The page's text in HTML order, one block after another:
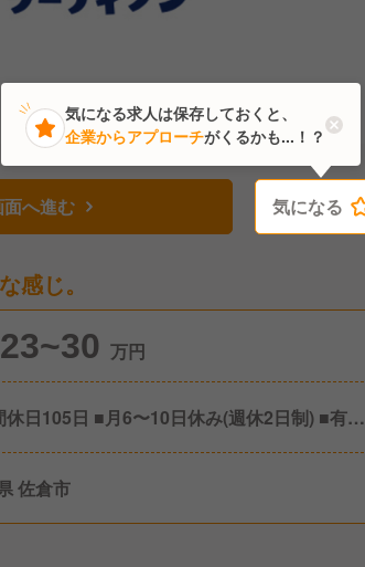
へ進む 気になる
感じ。
23~30 万円
休日105日 ■月6〜10日休み(週休2日制) ■有給
佐倉市
気になる
気になる求人は保存しておくと、
企業からアプローチがくるかも...！？